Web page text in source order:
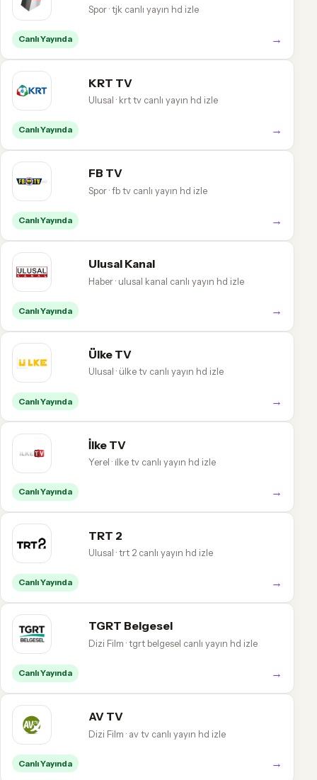
Spor · tjk canlı yayın hd izle
Canlı Yayında →
KRT TV
Ulusal · krt tv canlı yayın hd izle
Canlı Yayında →
FB TV
Spor · fb tv canlı yayın hd izle
Canlı Yayında →
Ulusal Kanal
Haber · ulusal kanal canlı yayın hd izle
Canlı Yayında →
Ülke TV
Ulusal · ülke tv canlı yayın hd izle
Canlı Yayında →
İlke TV
Yerel · i̇lke tv canlı yayın hd izle
Canlı Yayında →
TRT 2
Ulusal · trt 2 canlı yayın hd izle
Canlı Yayında →
TGRT Belgesel
Dizi Film · tgrt belgesel canlı yayın hd izle
Canlı Yayında →
AV TV
Dizi Film · av tv canlı yayın hd izle
Canlı Yayında →